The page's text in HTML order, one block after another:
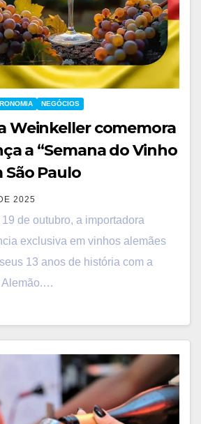
NEGÓCIOS
Weinkeller comemora
a “Semana do Vinho
São Paulo
2025
de outubro, a importadora
exclusiva em vinhos alemães
13 anos de história com a
Alemão.…